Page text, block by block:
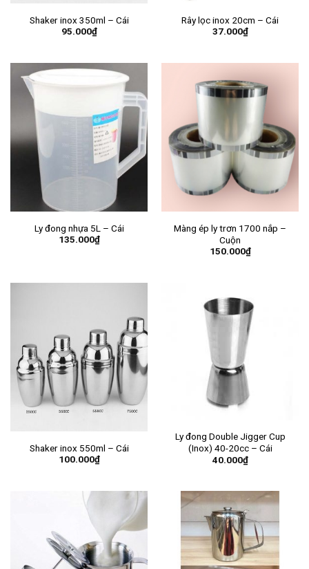
Shaker inox 350ml – Cái
95.000₫
Rây lọc inox 20cm – Cái
37.000₫
Ly đong nhựa 5L – Cái
135.000₫
Màng ép ly trơn 1700 nắp –
Cuộn
150.000₫
Shaker inox 550ml – Cái
100.000₫
Ly đong Double Jigger Cup
(Inox) 40-20cc – Cái
40.000₫